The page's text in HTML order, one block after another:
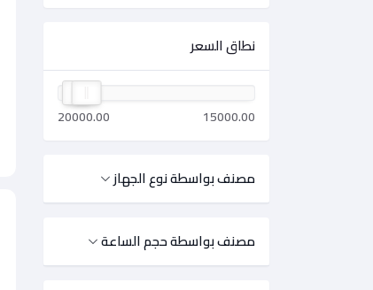
نطاق السعر
15000.00
20000.00
مصنف بواسطة نوع الجهاز
مصنف بواسطة حجم الساعة